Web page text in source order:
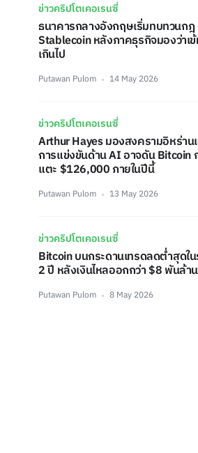
ข่าวคริปโตเคอเรนซี่
ธนาคารกลางอังกฤษเริ่มทบทวนกฎ
Stablecoin หลังภาคธุรกิจมองว่าเ
เกินไป
Putawan Pulom 14 May 2026
ข่าวคริปโตเคอเรนซี่
Arthur Hayes มองสงครามอิหร่าน
การแข่งขันด้าน AI อาจดัน Bitcoin
แตะ $126,000 ภายในปีนี้
Putawan Pulom 13 May 2026
ข่าวคริปโตเคอเรนซี่
Bitcoin บนกระดานเทรดลดต่ำสุดใ
2 ปี หลังเงินไหลออกกว่า $8 พันล้าน
Putawan Pulom 8 May 2026